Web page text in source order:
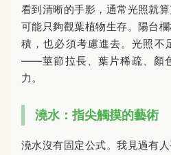
看到清晰的手影，通常光照就
可能只夠觀葉植物生存。陽台
積，也必須考慮進去。光照不
——莖節拉長、葉片稀疏、顏
力。
澆水：指尖觸摸的藝術
澆水沒有固定公式。我見過有